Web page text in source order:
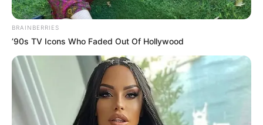
BRAINBERRIES
’90s TV Icons Who Faded Out Of Hollywood